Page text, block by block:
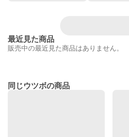
最近見た商品
販売中の最近見た商品はありません。
同じウツボの商品